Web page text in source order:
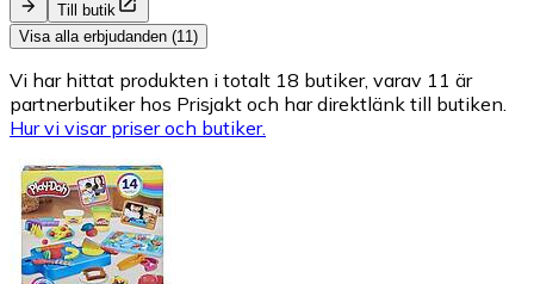
Till butik
Visa alla erbjudanden (11)
Vi har hittat produkten i totalt 18 butiker, varav 11 är
partnerbutiker hos Prisjakt och har direktlänk till butiken.
Hur vi visar priser och butiker.